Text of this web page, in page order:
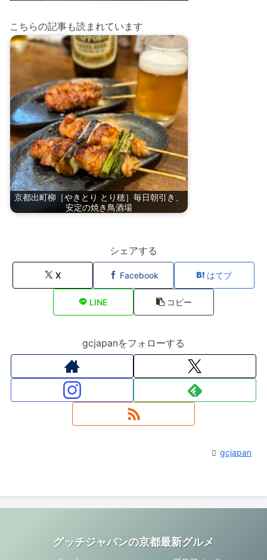
こちらの記事も読まれています
京都出町柳［やきとり とり穂］毎日朝引き、
安定の焼き鳥酒場
シェアする
X Facebook はてブ
LINE コピー
gcjapanをフォローする
gcjapan
グッチジャパンの京都最新グルメ